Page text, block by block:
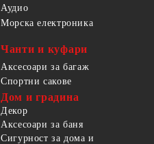
Аудио
Морска електроника
Чанти и куфари
Аксесоари за багаж
Спортни сакове
Дом и градина
Декор
Аксесоари за баня
Сигурност за дома и